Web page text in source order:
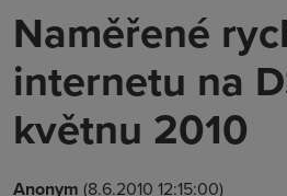
Naměřené
internetu na
květnu 2010
Anonym (8.6.2010 12:15:00)